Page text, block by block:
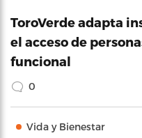
ToroVerde adapta
el acceso de
funcional
0
Vida y Bienestar